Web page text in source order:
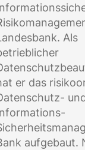
Als
er das
aufgebaut.